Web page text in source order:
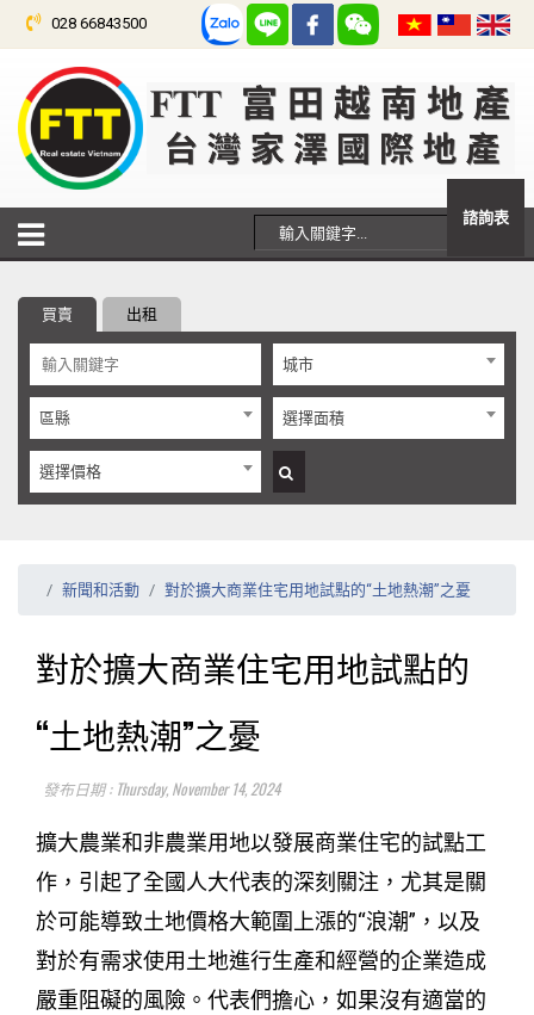
028 66843500
買賣 出租
城市
區縣 選擇面積
選擇價格
新聞和活動 對於擴大商業住宅用地試點的“土地熱潮”之憂
對於擴大商業住宅用地試點的
“土地熱潮”之憂
發布日期 : Thursday, November 14, 2024
擴大農業和非農業用地以發展商業住宅的試點工
作，引起了全國人大代表的深刻關注，尤其是關
於可能導致土地價格大範圍上漲的“浪潮”，以及
對於有需求使用土地進行生產和經營的企業造成
嚴重阻礙的風險。代表們擔心，如果沒有適當的
諮詢表